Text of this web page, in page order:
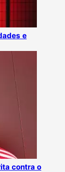
e
contra o